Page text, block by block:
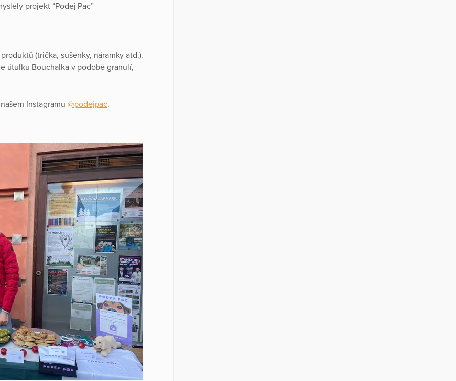
projekt “Podej Pac”
(trička, sušenky, náramky atd.).
útulku Bouchalka v podobě granulí,
Instagramu @podejpac.